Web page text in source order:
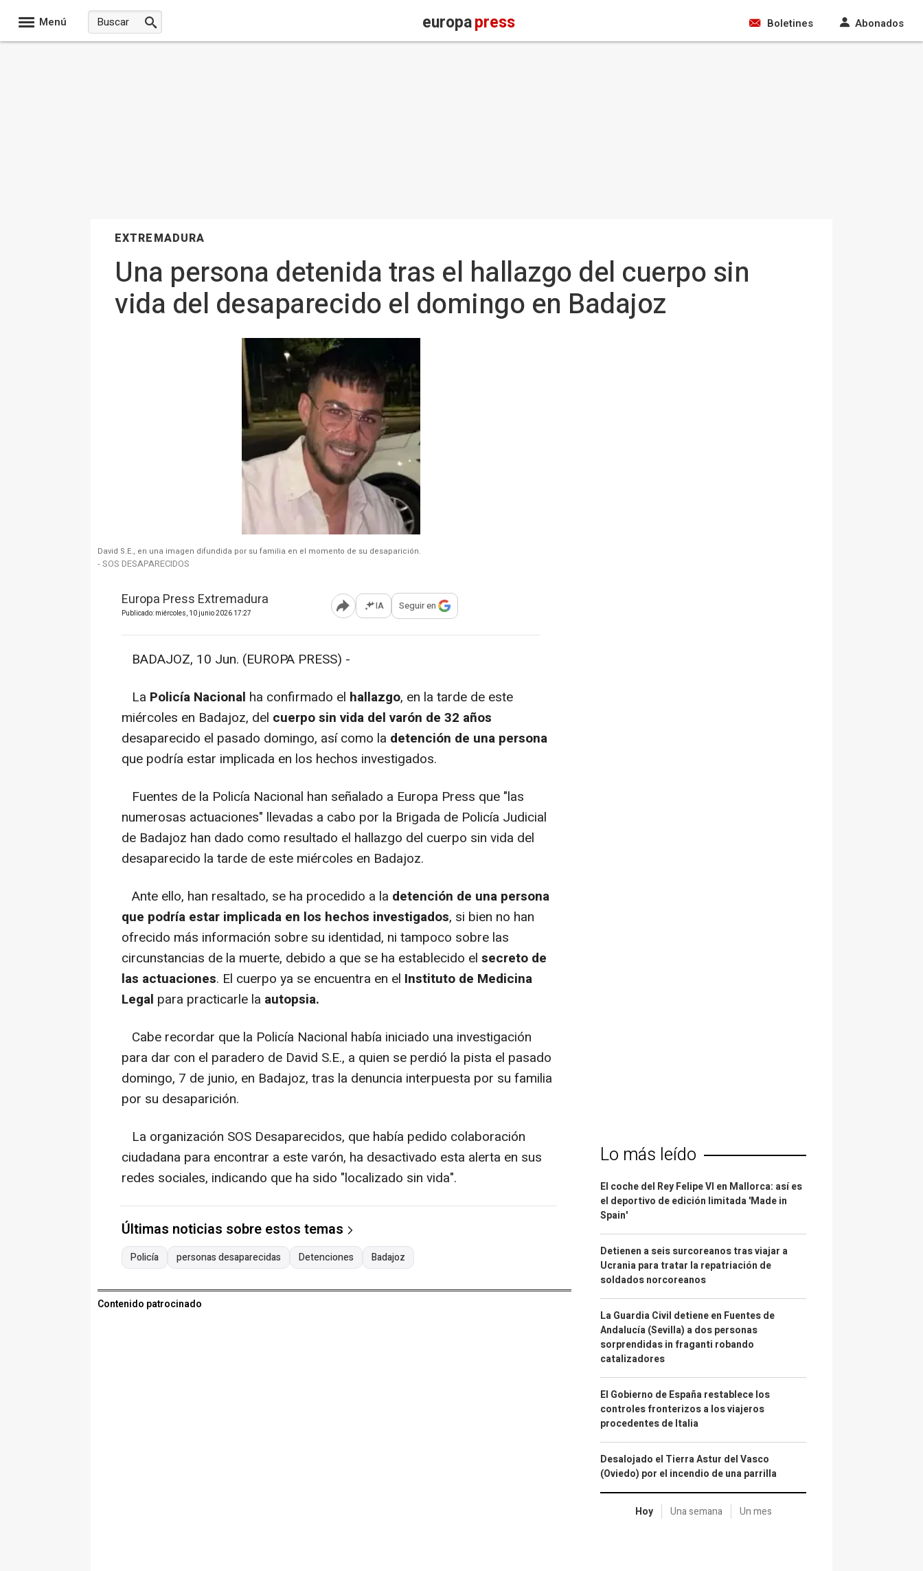
Menú europapress Boletines Abonados
EXTREMADURA
Una persona detenida tras el hallazgo del cuerpo sin
vida del desaparecido el domingo en Badajoz
David S.E., en una imagen difundida por su familia en el momento de su desaparición.
- SOS DESAPARECIDOS
Europa Press Extremadura
Publicado: miércoles, 10 junio 2026 17:27 Abrir opciones para compartir
IA Seguir en
BADAJOZ, 10 Jun. (EUROPA PRESS) -
La Policía Nacional ha confirmado el hallazgo, en la tarde de este
miércoles en Badajoz, del cuerpo sin vida del varón de 32 años
desaparecido el pasado domingo, así como la detención de una persona
que podría estar implicada en los hechos investigados.
Fuentes de la Policía Nacional han señalado a Europa Press que "las
numerosas actuaciones" llevadas a cabo por la Brigada de Policía Judicial
de Badajoz han dado como resultado el hallazgo del cuerpo sin vida del
desaparecido la tarde de este miércoles en Badajoz.
Ante ello, han resaltado, se ha procedido a la detención de una persona
que podría estar implicada en los hechos investigados, si bien no han
ofrecido más información sobre su identidad, ni tampoco sobre las
circunstancias de la muerte, debido a que se ha establecido el secreto de
las actuaciones. El cuerpo ya se encuentra en el Instituto de Medicina
Legal para practicarle la autopsia.
Cabe recordar que la Policía Nacional había iniciado una investigación
para dar con el paradero de David S.E., a quien se perdió la pista el pasado
domingo, 7 de junio, en Badajoz, tras la denuncia interpuesta por su familia
por su desaparición.
La organización SOS Desaparecidos, que había pedido colaboración
ciudadana para encontrar a este varón, ha desactivado esta alerta en sus
redes sociales, indicando que ha sido "localizado sin vida".
Últimas noticias sobre estos temas
Policía personas desaparecidas Detenciones Badajoz
Contenido patrocinado
Lo más leído
El coche del Rey Felipe VI en Mallorca: así es
el deportivo de edición limitada 'Made in
Spain'
Detienen a seis surcoreanos tras viajar a
Ucrania para tratar la repatriación de
soldados norcoreanos
La Guardia Civil detiene en Fuentes de
Andalucía (Sevilla) a dos personas
sorprendidas in fraganti robando
catalizadores
El Gobierno de España restablece los
controles fronterizos a los viajeros
procedentes de Italia
Desalojado el Tierra Astur del Vasco
(Oviedo) por el incendio de una parrilla
Hoy Una semana Un mes